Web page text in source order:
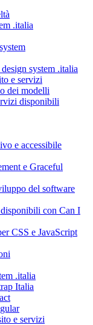
.italia
system .italia
e servizi
dei modelli
disponibili
e accessibile
e Graceful
del software
con Can I
CSS e JavaScript
.italia
Italia
e servizi